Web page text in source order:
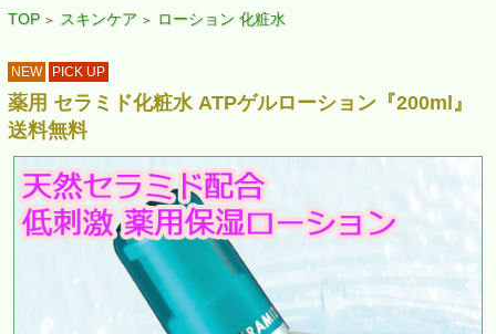
TOP > スキンケア > ローション 化粧水
NEW PICK UP
薬用 セラミド化粧水 ATPゲルローション『200ml』
送料無料